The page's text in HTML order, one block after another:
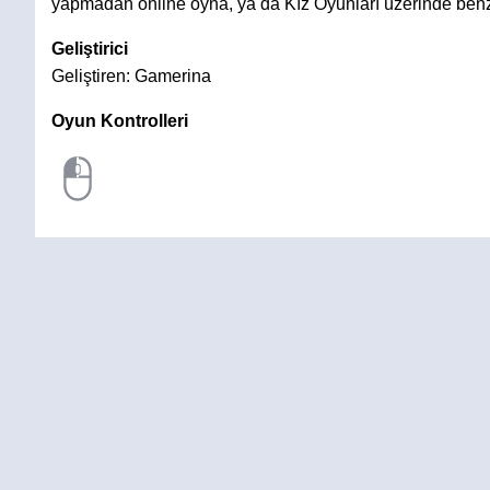
yapmadan online oyna, ya da Kız Oyunları üzerinde
Geliştirici
Geliştiren: Gamerina
Oyun Kontrolleri